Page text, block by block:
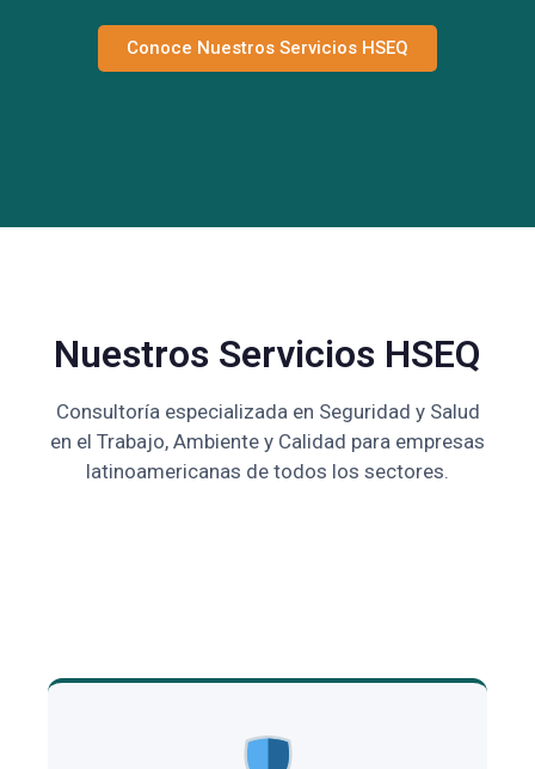
Conoce Nuestros Servicios HSEQ
Nuestros Servicios HSEQ
Consultoría especializada en Seguridad y Salud
en el Trabajo, Ambiente y Calidad para empresas
latinoamericanas de todos los sectores.